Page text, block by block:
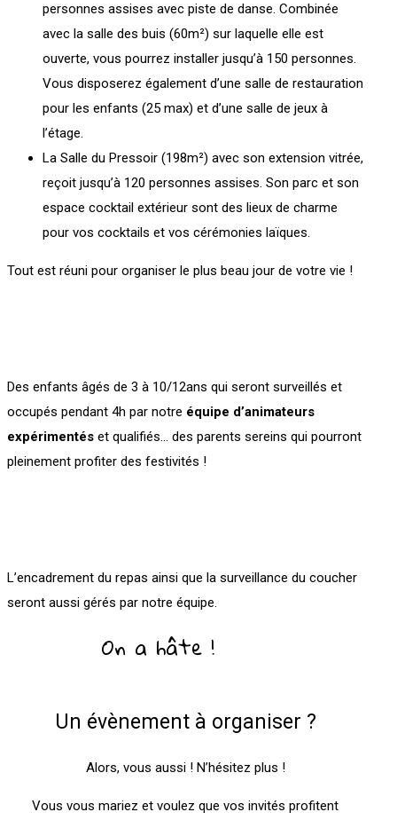
personnes assises avec piste de danse. Combinée
avec la salle des buis (60m²) sur laquelle elle est
ouverte, vous pourrez installer jusqu’à 150 personnes.
Vous disposerez également d’une salle de restauration
pour les enfants (25 max) et d’une salle de jeux à
l’étage.
La Salle du Pressoir (198m²) avec son extension vitrée,
reçoit jusqu’à 120 personnes assises. Son parc et son
espace cocktail extérieur sont des lieux de charme
pour vos cocktails et vos cérémonies laïques.
Tout est réuni pour organiser le plus beau jour de votre vie !
Des enfants âgés de 3 à 10/12ans qui seront surveillés et
occupés pendant 4h par notre équipe d’animateurs
expérimentés et qualifiés… des parents sereins qui pourront
pleinement profiter des festivités !
L’encadrement du repas ainsi que la surveillance du coucher
seront aussi gérés par notre équipe.
On a hâte !
Un évènement à organiser ?
Alors, vous aussi ! N’hésitez plus !
Vous vous mariez et voulez que vos invités profitent